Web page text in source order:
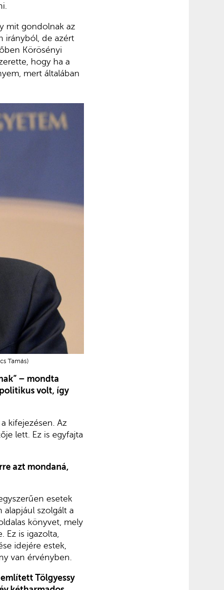
mit gondolnak az
irányból, de azért
Körösényi
hogy ha a
mert általában
Tamás)
– mondta
volt, így
kifejezésen. Az
lett. Ez is egyfajta
azt mondaná,
esetek
szolgált a
könyvet, mely
Ez is igazolta,
idejére estek,
van érvényben.
Tölgyessy